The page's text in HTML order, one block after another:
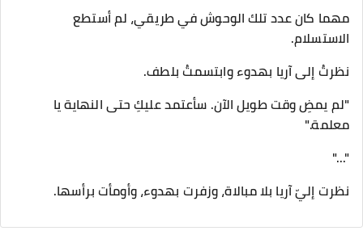
مهما كان عدد تلك الوحوش في طريقي، لم أستطع
الاستسلام.
نظرتُ إلى آريا بهدوء وابتسمتُ بلطف.
"لم يمضِ وقت طويل الآن. سأعتمد عليكِ حتى النهاية يا
معلمة."
"..."
نظرت إليّ آريا بلا مبالاة، وزفرت بهدوء، وأومأت برأسها.